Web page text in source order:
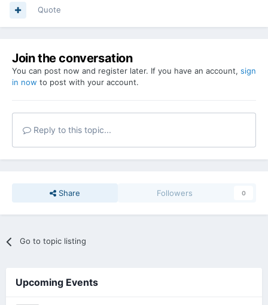
Quote
Join the conversation
You can post now and register later. If you have an account, sign
in now to post with your account.
Reply to this topic...
Share Followers 0
Go to topic listing
Upcoming Events